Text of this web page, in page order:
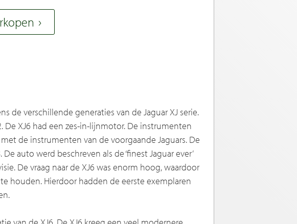
de verschillende generaties van de Jaguar XJ serie.
XJ6 had een zes-in-lijnmotor. De instrumenten
de instrumenten van de voorgaande Jaguars. De
auto werd beschreven als de ‘finest Jaguar ever’
De vraag naar de XJ6 was enorm hoog, waardoor
houden. Hierdoor hadden de eerste exemplaren